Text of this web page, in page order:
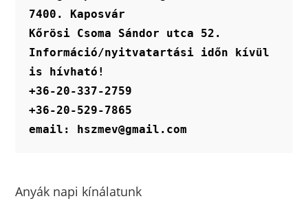
7400. Kaposvár
Kőrösi Csoma Sándor utca 52.
Információ/nyitvatartási időn kívül
is hívható!
+36-20-337-2759
+36-20-529-7865
email: hszmev@gmail.com
Anyák napi kínálatunk